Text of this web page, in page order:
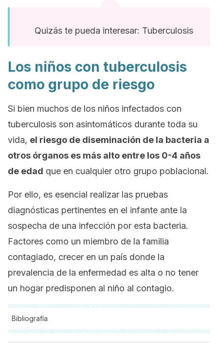
Quizás te pueda interesar: Tuberculosis
Los niños con tuberculosis
como grupo de riesgo
Si bien muchos de los niños infectados con
tuberculosis son asintomáticos durante toda su
vida, el riesgo de diseminación de la bacteria a
otros órganos es más alto entre los 0-4 años
de edad que en cualquier otro grupo poblacional.
Por ello, es esencial realizar las pruebas
diagnósticas pertinentes en el infante ante la
sospecha de una infección por esta bacteria.
Factores como un miembro de la familia
contagiado, crecer en un país donde la
prevalencia de la enfermedad es alta o no tener
un hogar predisponen al niño al contagio.
Bibliografía
Todas las fuentes citadas fueron revisadas a profundidad por